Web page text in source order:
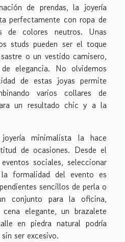
de prendas, la joyería
perfectamente con ropa de
colores neutros. Unas
studs pueden ser el toque
o un vestido camisero,
elegancia. No olvidemos
de estas joyas permite
varios collares de
un resultado chic y a la
minimalista la hace
de ocasiones. Desde el
sociales, seleccionar
formalidad del evento es
sencillos de perla o
conjunto para la oficina,
elegante, un brazalete
en piedra natural podría
ser excesivo.